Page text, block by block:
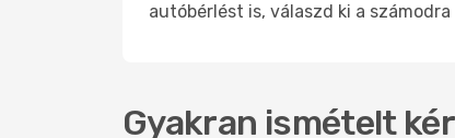
autóbérlést is, válaszd ki a
Gyakran ismételt